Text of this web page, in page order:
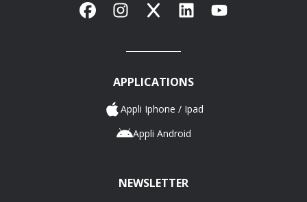
FacebookInstagram
X LinkedInYouTube
APPLICATIONS
Appli Iphone / Ipad
Appli Android
NEWSLETTER